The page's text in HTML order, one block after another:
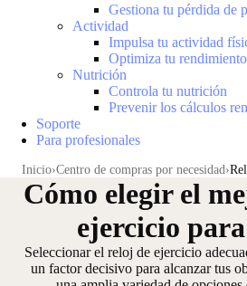
Gestiona tu pérdida de
Actividad
Impulsa tu actividad
Optimiza tu
Nutrición
Controla tu nutrición
Prevenir los cálculos
Soporte
Para profesionales
Inicio Centro de compras por necesidad
Cómo elegir el
ejercicio
Seleccionar el reloj de ejercicio
un factor decisivo para alcanzar tus